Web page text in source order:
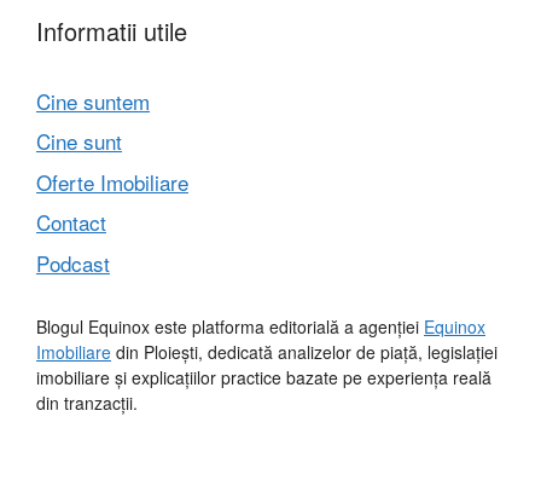
Informatii utile
Cine suntem
Cine sunt
Oferte Imobiliare
Contact
Podcast
Blogul Equinox este platforma editorială a agenției Equinox
Imobiliare din Ploiești, dedicată analizelor de piață, legislației
imobiliare și explicațiilor practice bazate pe experiența reală
din tranzacții.